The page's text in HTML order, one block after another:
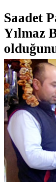
Saadet
Yılmaz